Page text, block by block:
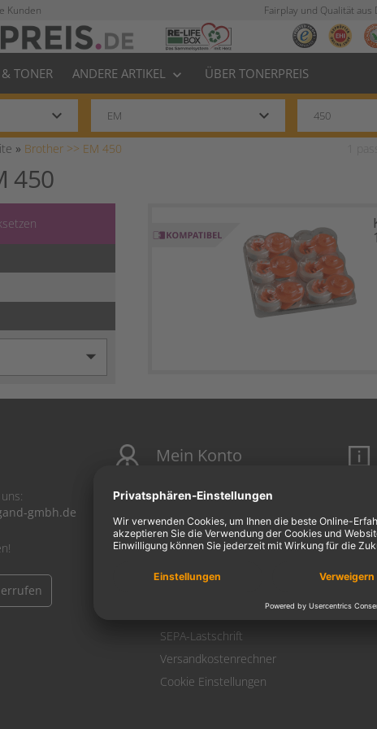
Kunden Fairplay und Qualität aus
TONER ANDERE ARTIKEL keyboard_arrow_down ÜBER TONERPREIS
keyboard_arrow_down keyboard_arrow_down
» Brother >> EM 450
450
gmbh.de
Mein Konto
Mein Konto
Login
Warenkorb
SEPA-Lastschrift
Versandkostenrechner
Cookie Einstellungen